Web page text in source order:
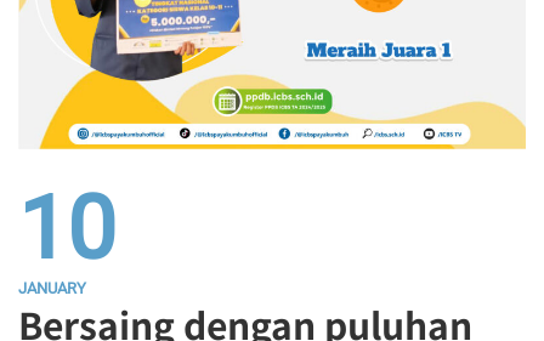
10
JANUARY
Bersaing dengan puluhan